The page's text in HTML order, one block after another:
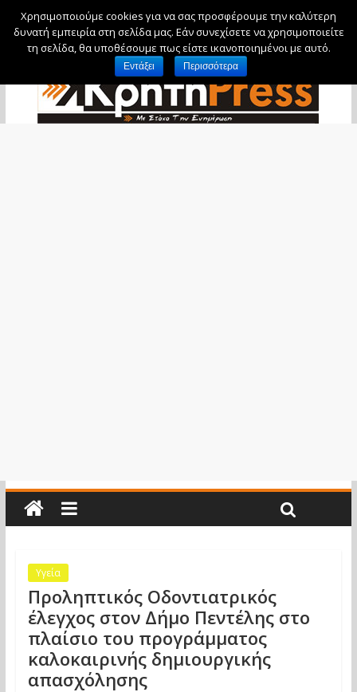
Κυριακή, 9 Αυγούστου, 2026
Υγεία
Προληπτικός Οδοντιατρικός
έλεγχος στον Δήμο Πεντέλης στο
πλαίσιο του προγράμματος
καλοκαιρινής δημιουργικής
απασχόλησης
Χρησιμοποιούμε cookies για να σας προσφέρουμε την καλύτερη
δυνατή εμπειρία στη σελίδα μας. Εάν συνεχίσετε να χρησιμοποιείτε
τη σελίδα, θα υποθέσουμε πως είστε ικανοποιημένοι με αυτό.
Εντάξει Περισσότερα